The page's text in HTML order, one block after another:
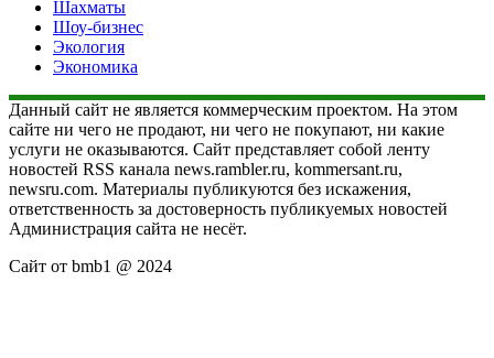
Шахматы
Шоу-бизнес
Экология
Экономика
Данный сайт не является коммерческим проектом. На этом
сайте ни чего не продают, ни чего не покупают, ни какие
услуги не оказываются. Сайт представляет собой ленту
новостей RSS канала news.rambler.ru, kommersant.ru,
newsru.com. Материалы публикуются без искажения,
ответственность за достоверность публикуемых новостей
Администрация сайта не несёт.
Сайт от bmb1 @ 2024